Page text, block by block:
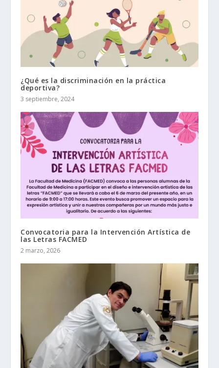
¿Qué es la discriminación en la práctica
deportiva?
3 septiembre, 2024
Convocatoria para la Intervención Artística de
las Letras FACMED
2 marzo, 2026